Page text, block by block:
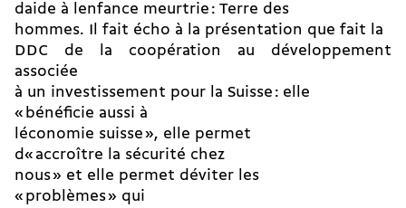
daide à lenfance meurtrie : Terre des
hommes. Il fait écho à la présentation que fait la
DDC de la coopération au développement
associée
à un investissement pour la Suisse : elle
« bénéficie aussi à
léconomie suisse », elle permet
d« accroître la sécurité chez
nous » et elle permet déviter les
« problèmes » qui